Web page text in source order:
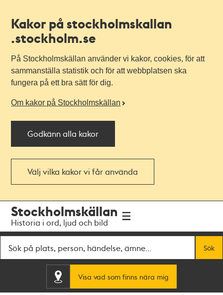
Kakor på stockholmskallan
.stockholm.se
På Stockholmskällan använder vi kakor, cookies, för att
sammanställa statistik och för att webbplatsen ska
fungera på ett bra sätt för dig.
Om kakor på Stockholmskällan
Godkänn alla kakor
Välj vilka kakor vi får använda
navigationen
huvudinnehållet
Stockholmskällan
Historia i ord, ljud och bild
Sök
Visa vad som finns nära mig